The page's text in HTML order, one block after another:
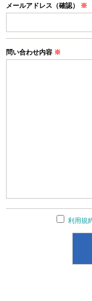
メールアドレス（確認） ※
問い合わせ内容 ※
利用規